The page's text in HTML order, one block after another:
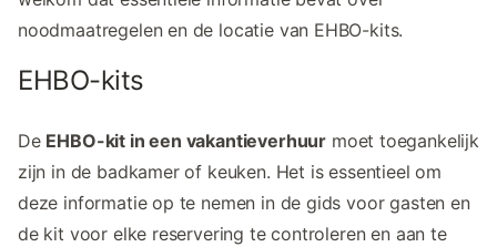
noodmaatregelen en de locatie van EHBO-kits.
EHBO-kits
De EHBO-kit in een vakantieverhuur moet toegankelijk
zijn in de badkamer of keuken. Het is essentieel om
deze informatie op te nemen in de gids voor gasten en
de kit voor elke reservering te controleren en aan te